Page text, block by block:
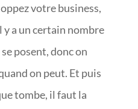
votre business,
y a un certain nombre
posent, donc on
on peut. Et puis
tombe, il faut la